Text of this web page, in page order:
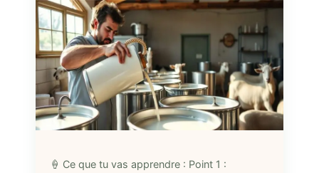
🍦 Ce que tu vas apprendre : Point 1 :